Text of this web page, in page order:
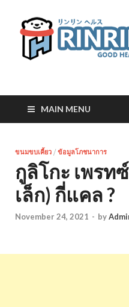
RinRin
MAIN MENU
ขนมขบเคี้ยว / ข้อมูลโภชนาการ
กูลิโกะ เพรท
เล็ก) กี่แคล ?
November 24, 2021 - by